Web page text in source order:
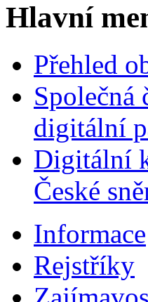
Hlavní
Přehled
Společná
digitální
Digitální
České
Informace
Rejstříky